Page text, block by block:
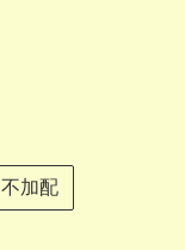
不加配